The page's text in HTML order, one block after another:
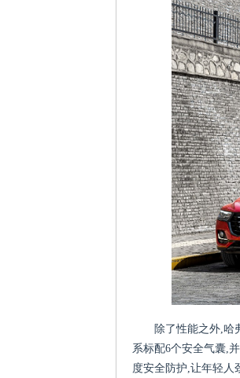
除了性能之外,哈
系标配6个安全气囊,
度安全防护,让年轻人